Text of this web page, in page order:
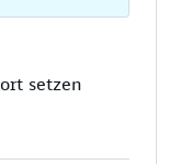
setzen